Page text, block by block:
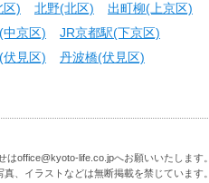
区) 北野(北区)
出町柳(上京区)
中京区)
JR京都駅(下京区)
伏見区)
丹波橋(伏見区)
office@kyoto-life.co.jpへお願いいたします。
、イラストなどは無断掲載を禁じています。